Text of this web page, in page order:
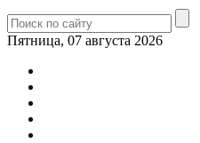
Пятница, 07 августа 2026